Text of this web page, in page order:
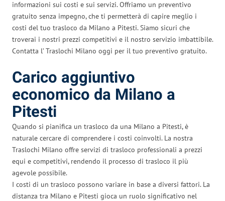
informazioni sui costi e sui servizi. Offriamo un preventivo
gratuito senza impegno, che ti permetterà di capire meglio i
costi del tuo trasloco da Milano a Pitesti. Siamo sicuri che
troverai i nostri prezzi competitivi e il nostro servizio imbattibile.
Contatta l’ Traslochi Milano oggi per il tuo preventivo gratuito.
Carico aggiuntivo
economico da Milano a
Pitesti
Quando si pianifica un trasloco da una Milano a Pitesti, è
naturale cercare di comprendere i costi coinvolti. La nostra
Traslochi Milano offre servizi di trasloco professionali a prezzi
equi e competitivi, rendendo il processo di trasloco il più
agevole possibile.
I costi di un trasloco possono variare in base a diversi fattori. La
distanza tra Milano e Pitesti gioca un ruolo significativo nel